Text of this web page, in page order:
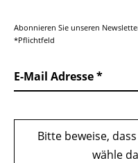
Abonnieren Sie unseren
*Pflichtfeld
E-Mail Adresse
Bitte beweise,
wähle